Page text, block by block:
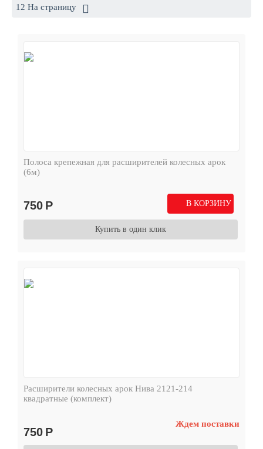
12 На страницу
Полоса крепежная для расширителей колесных арок
(6м)
750 Р В КОРЗИНУ
Купить в один клик
Расширители колесных арок Нива 2121-214
квадратные (комплект)
750 Р
Ждем поставки